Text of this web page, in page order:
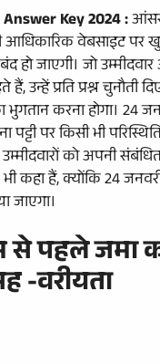
Answer Key 2024 :
आधिकारिक वेबसाइट पर
हो जाएगी। जो
हैं, उन्हें प्रति प्रश्न चुनौती
करना होगा। 24
पट्टी पर किसी भी
को अपनी संबंधित
कहा हैं, क्योंकि 24
जाएगा।
से पहले जमा
-वरीयता